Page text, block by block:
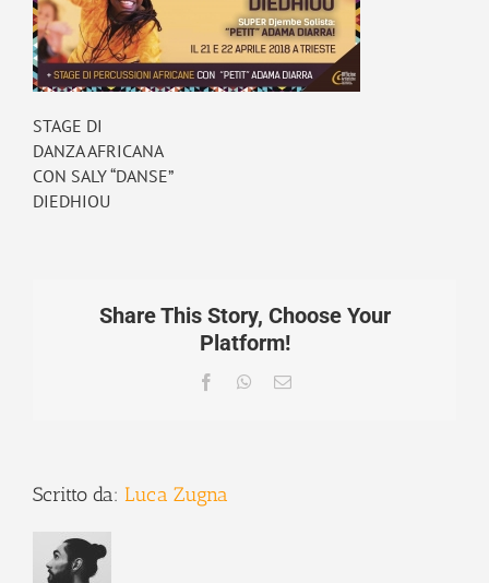
STAGE DI
DANZA AFRICANA
CON SALY “DANSE”
DIEDHIOU
Share This Story, Choose Your
Platform!
FacebookWhatsApp
Email
Scritto da: Luca Zugna